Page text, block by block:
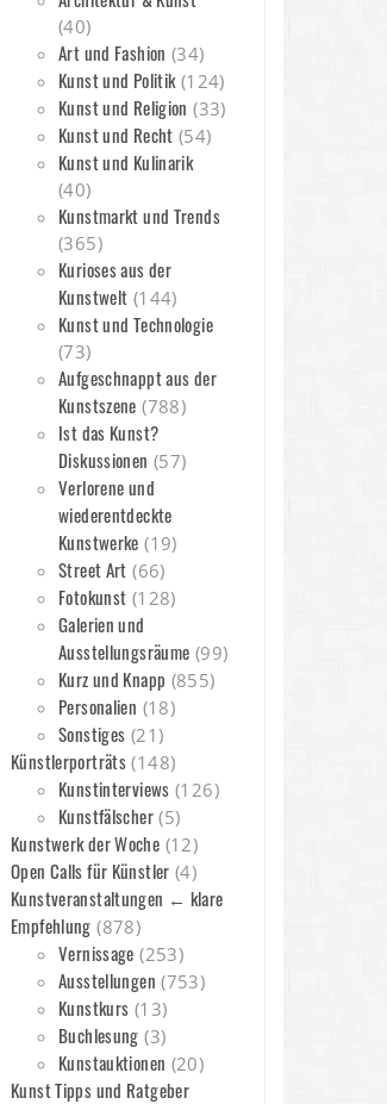
(40)
Art und Fashion (34)
Kunst und Politik(124)
Kunst und Religion (33)
Kunst und Recht (54)
Kunst und Kulinarik
(40)
Kunstmarkt und Trends
(365)
Kurioses aus der
Kunstwelt (144)
Kunst und Technologie
(73)
Aufgeschnappt aus der
Kunstszene (788)
Ist das Kunst?
Diskussionen (57)
Verlorene und
wiederentdeckte
Kunstwerke (19)
Street Art (66)
Fotokunst (128)
Galerien und
Ausstellungsräume (99)
Kurz und Knapp (855)
Personalien (18)
Sonstiges (21)
Künstlerporträts (148)
Kunstinterviews (126)
Kunstfälscher(5)
Kunstwerk der Woche (12)
Open Calls für Künstler (4)
Kunstveranstaltungen ← klare
Empfehlung (878)
Vernissage (253)
Ausstellungen (753)
Kunstkurs (13)
Buchlesung (3)
Kunstauktionen (20)
Kunst Tipps und Ratgeber